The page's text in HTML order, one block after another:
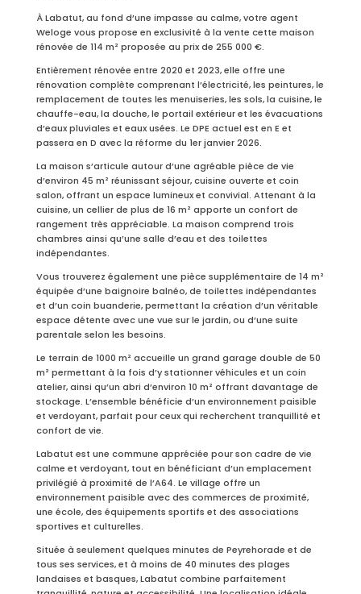
À Labatut, au fond d’une impasse au calme, votre agent
Weloge vous propose en exclusivité à la vente cette maison
rénovée de 114 m² proposée au prix de 255 000 €.
Entièrement rénovée entre 2020 et 2023, elle offre une
rénovation complète comprenant l’électricité, les peintures, le
remplacement de toutes les menuiseries, les sols, la cuisine, le
chauffe-eau, la douche, le portail extérieur et les évacuations
d’eaux pluviales et eaux usées. Le DPE actuel est en E et
passera en D avec la réforme du 1er janvier 2026.
La maison s’articule autour d’une agréable pièce de vie
d’environ 45 m² réunissant séjour, cuisine ouverte et coin
salon, offrant un espace lumineux et convivial. Attenant à la
cuisine, un cellier de plus de 16 m² apporte un confort de
rangement très appréciable. La maison comprend trois
chambres ainsi qu’une salle d’eau et des toilettes
indépendantes.
Vous trouverez également une pièce supplémentaire de 14 m²
équipée d’une baignoire balnéo, de toilettes indépendantes
et d’un coin buanderie, permettant la création d’un véritable
espace détente avec une vue sur le jardin, ou d’une suite
parentale selon les besoins.
Le terrain de 1000 m² accueille un grand garage double de 50
m² permettant à la fois d’y stationner véhicules et un coin
atelier, ainsi qu’un abri d’environ 10 m² offrant davantage de
stockage. L’ensemble bénéficie d’un environnement paisible
et verdoyant, parfait pour ceux qui recherchent tranquillité et
confort de vie.
Labatut est une commune appréciée pour son cadre de vie
calme et verdoyant, tout en bénéficiant d’un emplacement
privilégié à proximité de l’A64. Le village offre un
environnement paisible avec des commerces de proximité,
une école, des équipements sportifs et des associations
sportives et culturelles.
Située à seulement quelques minutes de Peyrehorade et de
tous ses services, et à moins de 40 minutes des plages
landaises et basques, Labatut combine parfaitement